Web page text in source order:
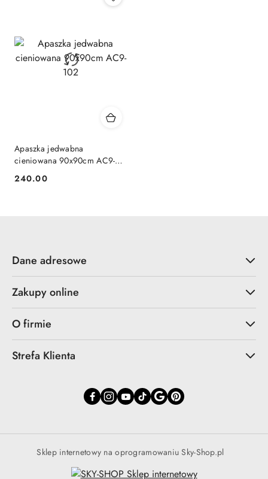
Apaszka jedwabna
cieniowana 90x90cm AC9-
Cena:
240.00
Dane adresowe
Zakupy online
O firmie
Strefa Klienta
Sklep internetowy na oprogramowaniu Sky-Shop.pl